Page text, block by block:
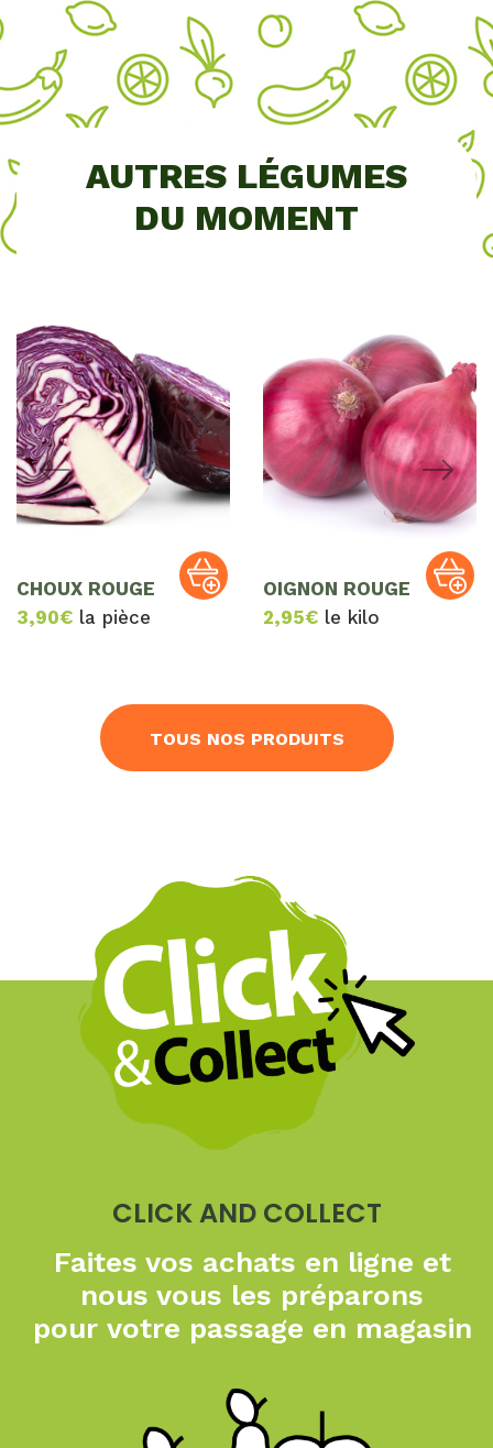
AUTRES LÉGUMES
DU MOMENT
CHOUX ROUGE
3,90€ la pièce
OIGNON ROUGE
2,95€ le kilo
TOUS NOS PRODUITS
CLICK AND COLLECT
Faites vos achats en ligne et
nous vous les préparons
pourvotre passage en magasin